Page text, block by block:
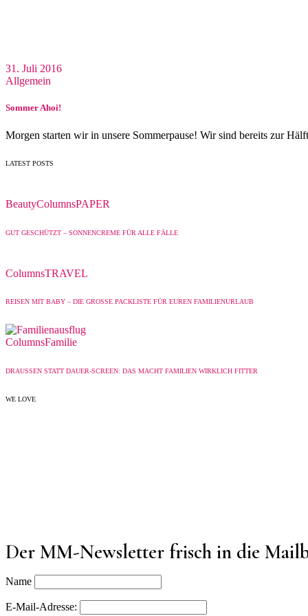
31. Juli 2016
Allgemein
Sommer Ahoi!
Morgen starten wir in unsere Sommerpause! Wir sind bereits zur
LATEST POSTS
BeautyColumnsPAPER
GUT GESCHÜTZT – SONNENCREME FÜR ALLE FÄLLE
ColumnsTRAVEL
REISEN MIT BABY – DIE GROSSE PACKLISTE FÜR EUREN FAMILIENURLAUB
ColumnsFamilie
DRAUSSEN STATT DAUER-SCREEN: DAS MACHT FAMILIEN WIRKLICH FITTER
WE LOVE
Der MM-Newsletter frisch in die
Name
E-Mail-Adresse: